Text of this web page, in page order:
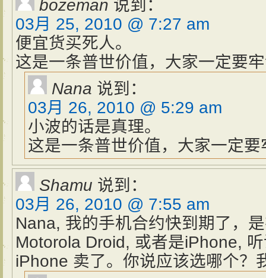
bozeman 说到：
03月 25, 2010 @ 7:27 am
便宜货买死人。
这是一条普世价值，大家一定要
Nana 说到：
03月 26, 2010 @ 5:29 am
小波的话是真理。
这是一条普世价值，大家一定要
Shamu 说到：
03月 26, 2010 @ 7:55 am
Nana, 我的手机合约快到期了，
Motorola Droid, 或者是iPhone,
iPhone 卖了。你说应该选哪个？